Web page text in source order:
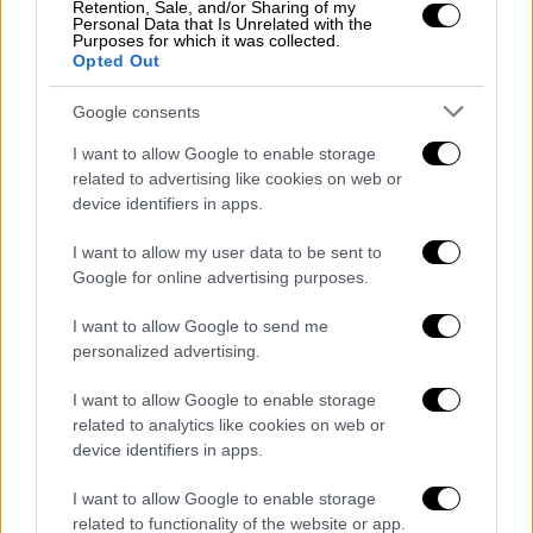
Retention, Sale, and/or Sharing of my
Personal Data that Is Unrelated with the
Purposes for which it was collected.
Opted Out
Google consents
I want to allow Google to enable storage
related to advertising like cookies on web or
device identifiers in apps.
I want to allow my user data to be sent to
Google for online advertising purposes.
I want to allow Google to send me
personalized advertising.
I want to allow Google to enable storage
related to analytics like cookies on web or
device identifiers in apps.
I want to allow Google to enable storage
related to functionality of the website or app.
ο 37χρονος πατέρας βρίσκεται σε πολύ
άσχημη ψυχολογική κατάσταση και
νοσηλεύεται φρουρούμενος.
Επίσης, σύμφωνα με το ίδιο ρεπορτάζ,
κάποια στιγμή την Τρίτη (9/5) σημειώθηκε
έντασημεταξύ των δύο οικογενειών, με
απειλούν να μπουν στο νοσοκομείο για να
Την ίδια στιγμή, ημητέρα
συνεχίζει να είναι
της και οι γιατροί προκειμένου να
παραμείνει ήρεμη της χορηγούν την
Πολλές ώρες στο όχημα το μωρό - Τι